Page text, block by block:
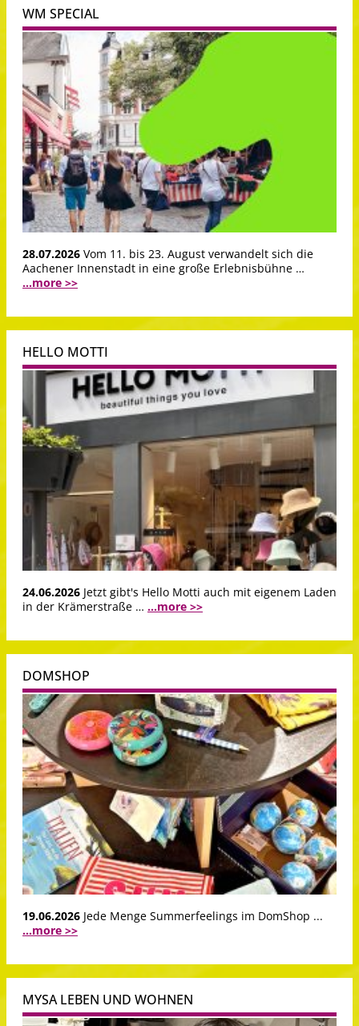
WM SPECIAL
28.07.2026 Vom 11. bis 23. August verwandelt sich die
Aachener Innenstadt in eine große Erlebnisbühne …
...more >>
HELLO MOTTI
24.06.2026 Jetzt gibt's Hello Motti auch mit eigenem Laden
in der Krämerstraße … ...more >>
DOMSHOP
19.06.2026 Jede Menge Summerfeelings im DomShop ...
...more >>
MYSA LEBEN UND WOHNEN